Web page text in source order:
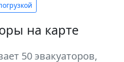
на карте
50 эвакуаторов,